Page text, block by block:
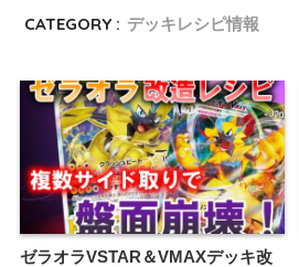
CATEGORY : デッキレシピ情報
ゼラオラVSTAR＆VMAXデッキ改